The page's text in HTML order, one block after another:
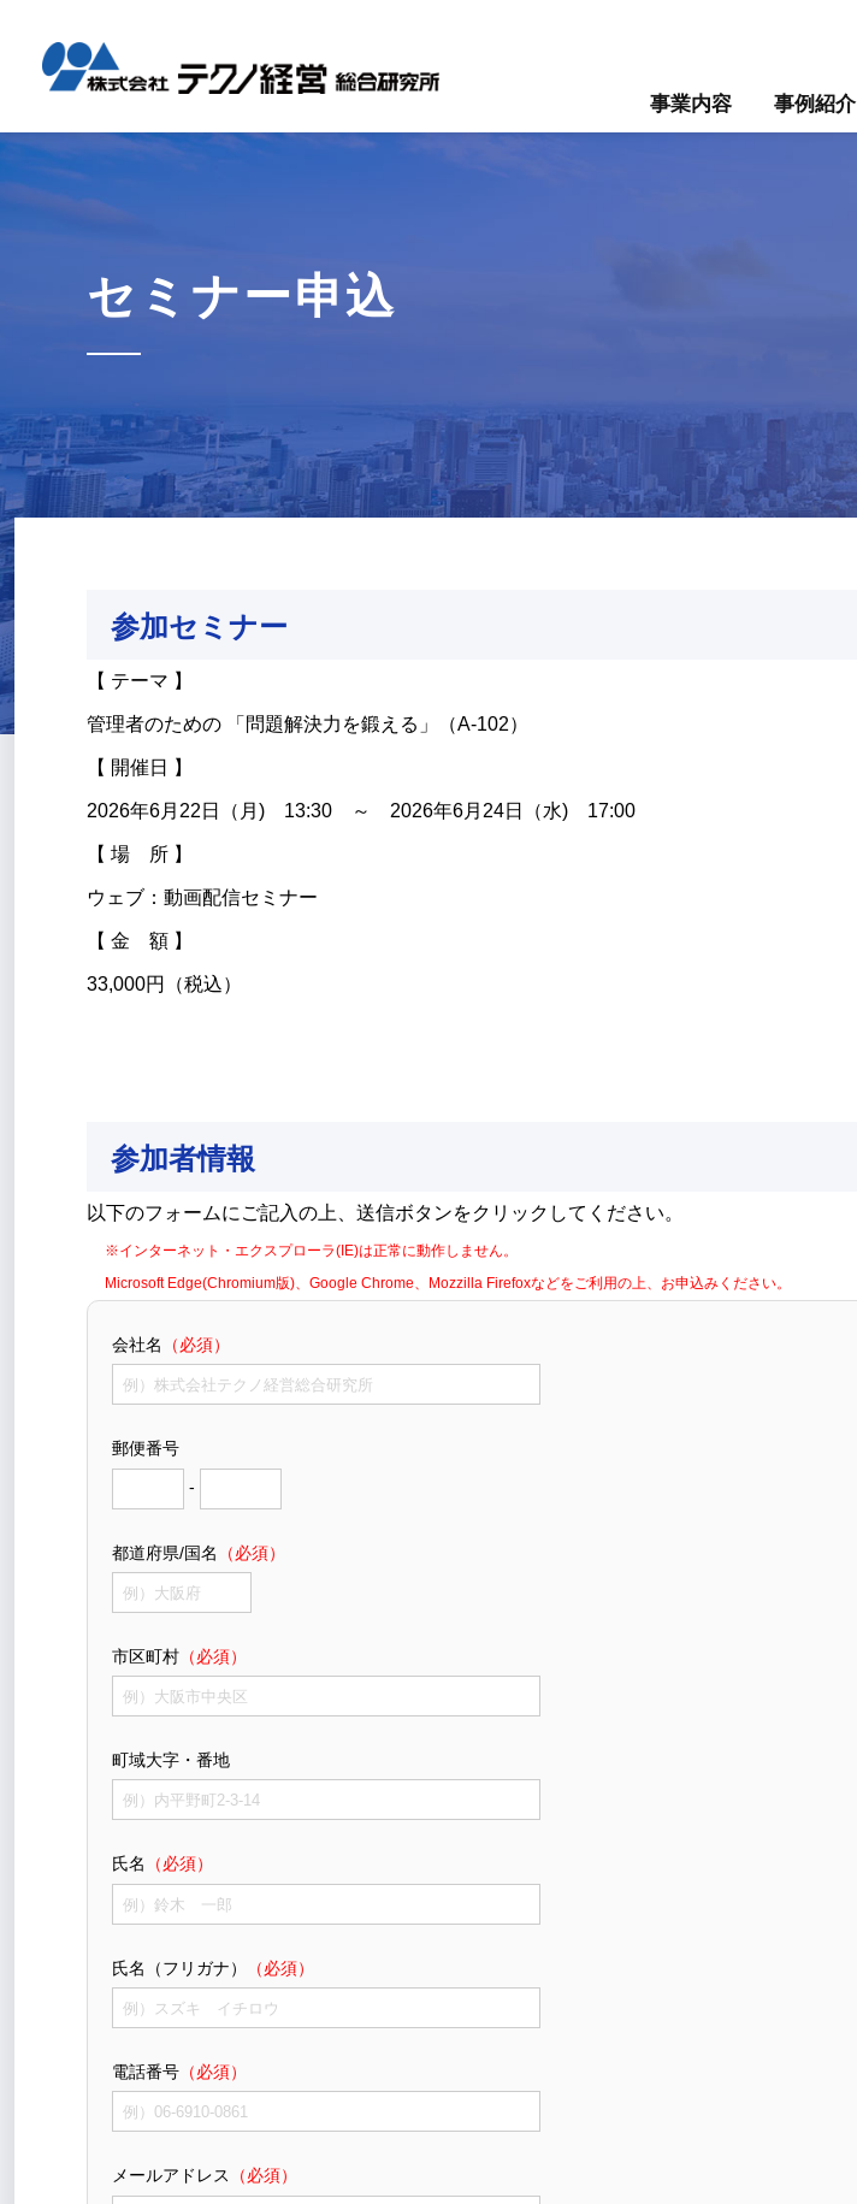
事業内容 事例紹介
セミナー申込
参加セミナー
【 テーマ 】
管理者のための 「問題解決力を鍛える」（A-102）
【 開催日 】
2026年6月22日（月) 13:30 ～ 2026年6月24日（水) 17:00
【 場 所 】
ウェブ：動画配信セミナー
【 金 額 】
33,000円（税込）
参加者情報
以下のフォームにご記入の上、送信ボタンをクリックしてください。
※インターネット・エクスプローラ(IE)は正常に動作しません。
Microsoft Edge(Chromium版)、Google Chrome、Mozzilla Firefoxなどをご利用の上、お申込みください。
会社名 （必須）
郵便番号
-
都道府県/国名 （必須）
市区町村 （必須）
町域大字・番地
氏名 （必須）
氏名（フリガナ） （必須）
電話番号 （必須）
メールアドレス （必須）